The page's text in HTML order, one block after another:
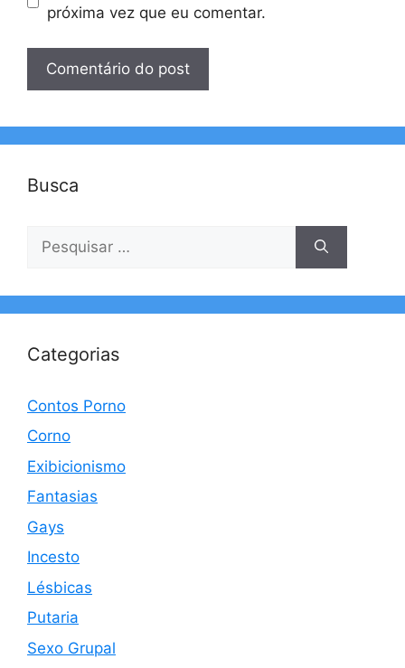
próxima vez que eu comentar.
Busca
por:
Categorias
Contos Porno
Corno
Exibicionismo
Fantasias
Gays
Incesto
Lésbicas
Putaria
Sexo Grupal